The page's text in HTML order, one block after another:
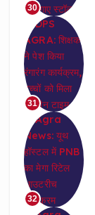
30
31
32